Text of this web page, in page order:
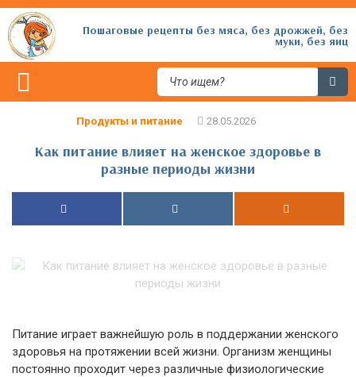
Пошаговые рецепты без мяса, без дрожжей, без
муки, без яиц
Продукты и питание
Как питание влияет на женское здоровье в
разные периоды жизни
Питание играет важнейшую роль в поддержании женского
здоровья на протяжении всей жизни. Организм женщины
постоянно проходит через различные физиологические